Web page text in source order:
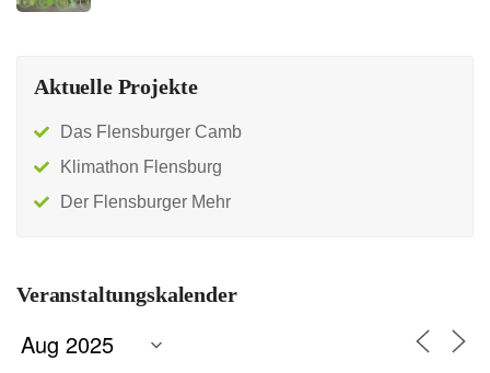
Aktuelle Projekte
Das Flensburger Camb
Klimathon Flensburg
Der Flensburger Mehr
Veranstaltungskalender